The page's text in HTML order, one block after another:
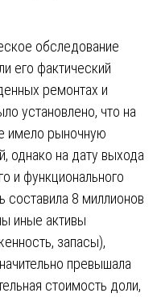
обследование
его фактический
ремонтах и
установлено, что на
имело рыночную
однако на дату выхода
и функционального
составила 8 миллионов
иные активы
запасы),
превышала
стоимость доли,